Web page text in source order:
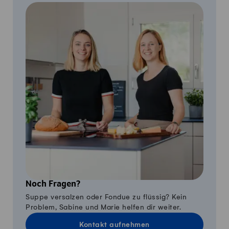
Noch Fragen?
Suppe versalzen oder Fondue zu flüssig? Kein
Problem, Sabine und Marie helfen dir weiter.
Kontakt aufnehmen